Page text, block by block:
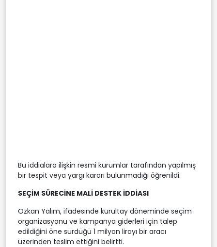
Bu iddialara ilişkin resmi kurumlar tarafından yapılmış
bir tespit veya yargı kararı bulunmadığı öğrenildi.
SEÇİM SÜRECİNE MALİ DESTEK İDDİASI
Özkan Yalım, ifadesinde kurultay döneminde seçim
organizasyonu ve kampanya giderleri için talep
edildiğini öne sürdüğü 1 milyon lirayı bir aracı
üzerinden teslim ettiğini belirtti.